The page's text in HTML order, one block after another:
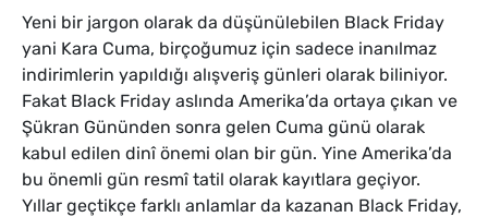
Yeni bir jargon olarak da düşünülebilen Black Friday
yani Kara Cuma, birçoğumuz için sadece inanılmaz
indirimlerin yapıldığı alışveriş günleri olarak biliniyor.
Fakat Black Friday aslında Amerika’da ortaya çıkan ve
Şükran Gününden sonra gelen Cuma günü olarak
kabul edilen dinî önemi olan bir gün. Yine Amerika’da
bu önemli gün resmî tatil olarak kayıtlara geçiyor.
Yıllar geçtikçe farklı anlamlar da kazanan Black Friday,